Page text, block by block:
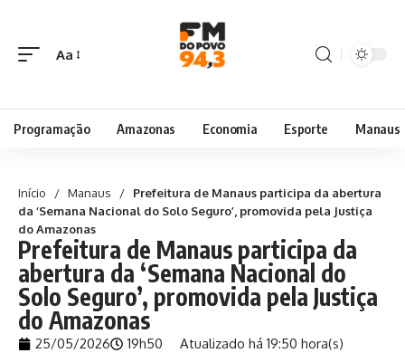
Aa
Programação Amazonas Economia Esporte Manaus
Início / Manaus /
Prefeitura de Manaus participa da abertura
da ‘Semana Nacional do Solo Seguro’, promovida pela Justiça
do Amazonas
Prefeitura de Manaus participa da
abertura da ‘Semana Nacional do
Solo Seguro’, promovida pela Justiça
do Amazonas
25/05/2026 19h50 Atualizado há 19:50 hora(s)